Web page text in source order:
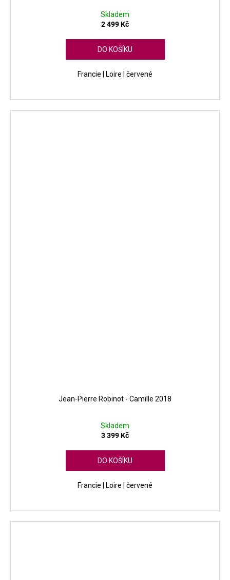
Skladem
2 499 Kč
DO KOŠÍKU
Francie | Loire | červené
Jean-Pierre Robinot - Camille 2018
Skladem
3 399 Kč
DO KOŠÍKU
Francie | Loire | červené